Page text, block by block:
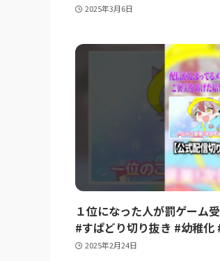
2025年3月6日
１位になった人が罰ゲー
#すぱどり切り抜き #幼稚
2025年2月24日